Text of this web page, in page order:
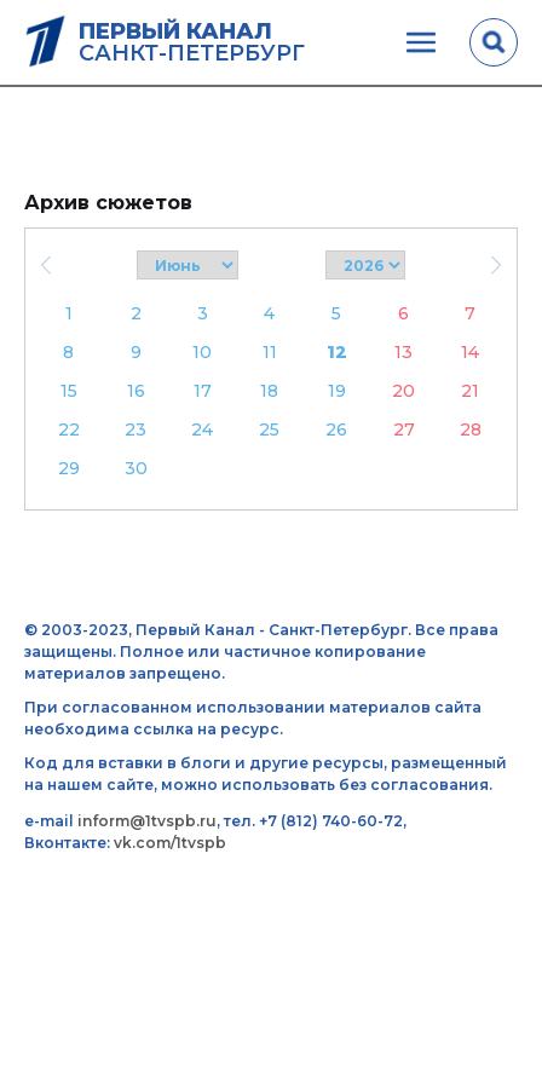
ПЕРВЫЙ КАНАЛ
САНКТ-ПЕТЕРБУРГ
Архив сюжетов
1 2 3 4 5 6
7
8
9 10 11 12 13
14
15
16 17 18 19 20
21
22
23 24 25 26 27
28
29
30
© 2003-2023, Первый Канал - Санкт-Петербург. Все права
защищены. Полное или частичное копирование
материалов запрещено.
При согласованном использовании материалов сайта
необходима ссылка на ресурс.
Код для вставки в блоги и другие ресурсы, размещенный
на нашем сайте, можно использовать без согласования.
e-mail inform@1tvspb.ru, тел. +7 (812) 740-60-72,
Вконтакте: vk.com/1tvspb